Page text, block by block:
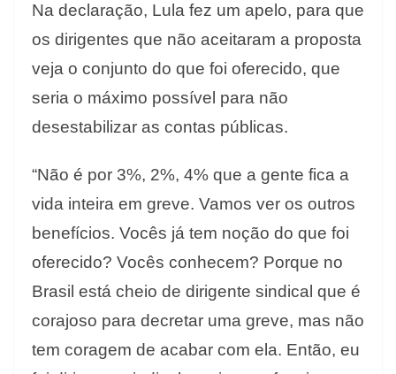
Na declaração, Lula fez um apelo, para que
os dirigentes que não aceitaram a proposta
veja o conjunto do que foi oferecido, que
seria o máximo possível para não
desestabilizar as contas públicas.
“Não é por 3%, 2%, 4% que a gente fica a
vida inteira em greve. Vamos ver os outros
benefícios. Vocês já tem noção do que foi
oferecido? Vocês conhecem? Porque no
Brasil está cheio de dirigente sindical que é
corajoso para decretar uma greve, mas não
tem coragem de acabar com ela. Então, eu